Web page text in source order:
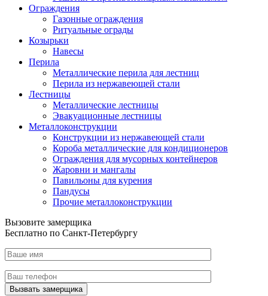
Ограждения
Газонные ограждения
Ритуальные ограды
Козырьки
Навесы
Перила
Металлические перила для лестниц
Перила из нержавеющей стали
Лестницы
Металлические лестницы
Эвакуационные лестницы
Металлоконструкции
Конструкции из нержавеющей стали
Короба металлические для кондиционеров
Ограждения для мусорных контейнеров
Жаровни и мангалы
Павильоны для курения
Пандусы
Прочие металлоконструкции
Вызовите замерщика
Бесплатно по Санкт-Петербургу